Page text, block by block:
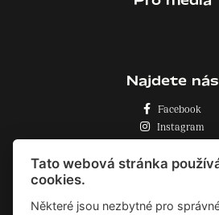
Najdete nás
Facebook
Instagram
Zásady o používání
Tato webová stránka
cookies.
Některé jsou nezbytné pro